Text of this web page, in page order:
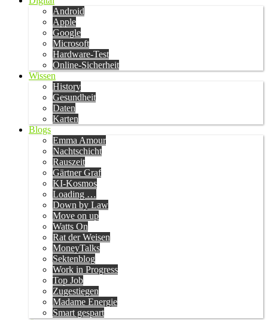
Android
Apple
Google
Microsoft
Hardware-Test
Online-Sicherheit
Wissen
History
Gesundheit
Daten
Karten
Blogs
Emma Amour
Nachtschicht
Rauszeit
Gärtner Graf
KI-Kosmos
Loading …
Down by Law
Move on up
Watts On
Rat der Weisen
MoneyTalks
Sektenblog
Work in Progress
Top Job
Zugestiegen
Madame Energie
Smart gespart